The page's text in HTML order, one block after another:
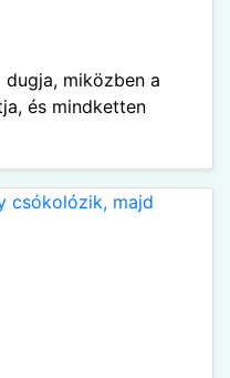
miközben a
és mindketten